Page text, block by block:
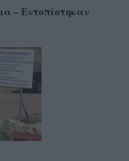
– Εντοπίστηκαν